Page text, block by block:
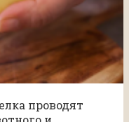
проводят